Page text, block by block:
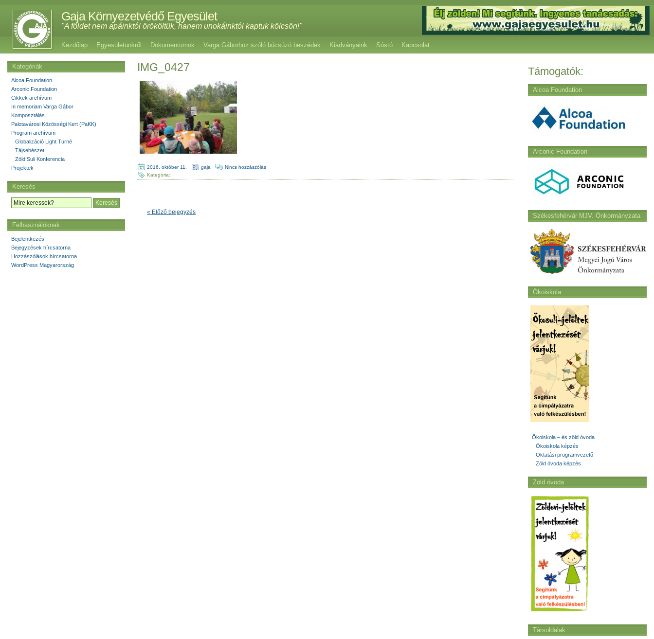
Gaja Környezetvédő Egyesület
"A földet nem apáinktól örököltük, hanem unokáinktól kaptuk kölcsön!"
Kezdőlap Egyesületünkről Dokumentumok Varga Gáborhoz szóló búcsúzó beszédek Kiadványaink Sóstó Kapcsolat
IMG_0427
2016. október 11. · gaja ·
Nincs hozzászólás
Kategória:
« Előző bejegyzés
Támogatók:
Alcoa Foundation
Arconic Foundation
Székesfehérvár MJV. Önkormányzata
Ökoiskola
Ökoiskola – és zöld óvoda
Ökoiskola képzés
Oktatási programvezető
Zöld óvoda képzés
Zöld óvoda
Társoldalak
Kategóriák
Alcoa Foundation
Arconic Foundation
Cikkek archívum
In memoriam Varga Gábor
Komposztálás
Palotavárosi Közösségi Kert (PaKK)
Program archívum
Globalizáció Light Turné
Tájsebészet
Zöld Suli Konferencia
Projektek
Keresés
Felhasználóknak
Bejelentkezés
Bejegyzések hírcsatorna
Hozzászólások hírcsatorna
WordPress Magyarország